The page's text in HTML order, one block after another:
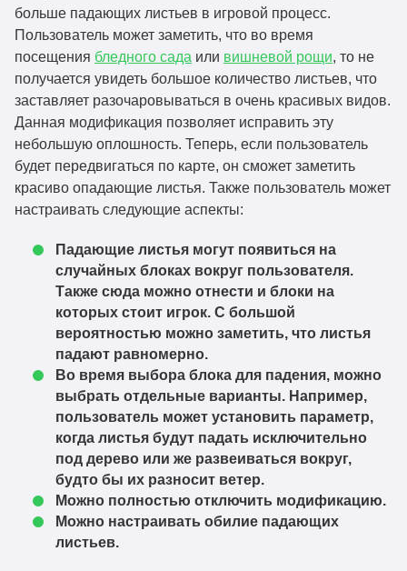
fallingleaves-
1.16.6+1.21.4.jar
1.21.4 Скачать
fallingleaves-
1.16.5+1.21.4.jar
1.21.4 Скачать
fallingleaves-
1.16.4+1.21.1.jar
1.21.1 Скачать
fallingleaves-
1.16.4+1.21.2.jar
1.21.3 Скачать
1.16.3+1.21.2.jar
fallingleaves-
1.16.2+1.21.jar
1.21.1 Скачать
fallingleaves-
1.16.1+1.21.jar
1.21
fallingleaves-
1.16.0+1.21.jar
1.21 Скачать
fallingleaves-
1.15.9+1.20.5.jar
1.20.6
fallingleaves-
1.15.8+1.20.5.jar
1.20.6 Скачать
fallingleaves-
больше падающих листьев в игровой процесс.
Пользователь может заметить, что во время
посещения бледного сада или вишневой рощи, то не
получается увидеть большое количество листьев, что
заставляет разочаровываться в очень красивых видов.
Данная модификация позволяет исправить эту
небольшую оплошность. Теперь, если пользователь
будет передвигаться по карте, он сможет заметить
красиво опадающие листья. Также пользователь может
настраивать следующие аспекты:
Падающие листья могут появиться на
случайных блоках вокруг пользователя.
Также сюда можно отнести и блоки на
которых стоит игрок. С большой
вероятностью можно заметить, что листья
падают равномерно.
Во время выбора блока для падения, можно
выбрать отдельные варианты. Например,
пользователь может установить параметр,
когда листья будут падать исключительно
под дерево или же развеиваться вокруг,
будто бы их разносит ветер.
Можно полностью отключить модификацию.
Можно настраивать обилие падающих
листьев.